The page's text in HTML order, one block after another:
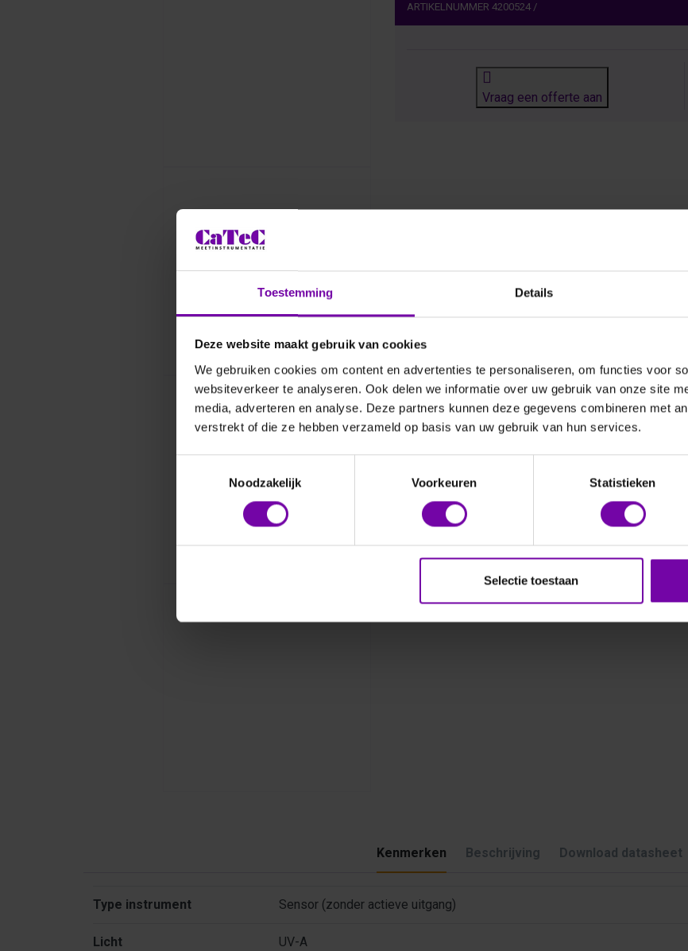
Toestemming Details
Deze website maakt gebruik van cookies
We gebruiken cookies om content en advertenties te personaliseren, om functies voor
websiteverkeer te analyseren. Ook delen we informatie over uw gebruik van onze site
media, adverteren en analyse. Deze partners kunnen deze gegevens combineren met
verstrekt of die ze hebben verzameld op basis van uw gebruik van hun services.
Noodzakelijk
Voorkeuren Statistieken
Selectie toestaan
ARTIKELNUMMER 4200524 /
Vraag een offerte aan
Kenmerken Beschrijving Download datasheet
Type instrument Sensor (zonder actieve uitgang)
Licht UV-A